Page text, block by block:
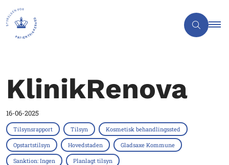
KlinikRenova
16-06-2025
Tilsynsrapport Tilsyn Kosmetisk behandlingssted
Opstartstilsyn Hovedstaden Gladsaxe Kommune
Sanktion: Ingen Planlagt tilsyn